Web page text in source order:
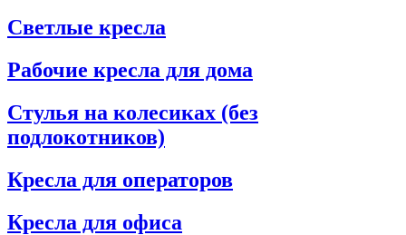
Светлые кресла
Рабочие кресла для дома
Стулья на колесиках (без
подлокотников)
Кресла для операторов
Кресла для офиса